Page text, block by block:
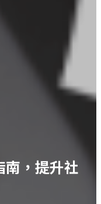
南，提升社